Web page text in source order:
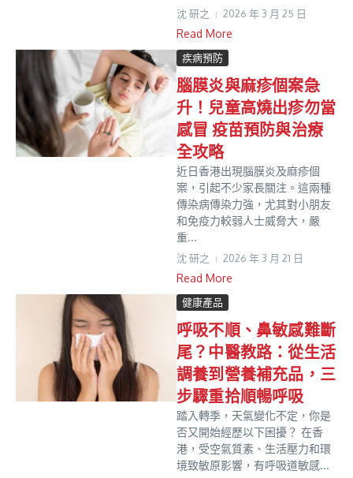
沈 研之 2026 年 3 月 25 日
Read More
疾病預防
腦膜炎與麻疹個案急
升！兒童高燒出疹勿當
感冒 疫苗預防與治療
全攻略
近日香港出現腦膜炎及麻疹個
案，引起不少家長關注。這兩種
傳染病傳染力強，尤其對小朋友
和免疫力較弱人士威脅大，嚴
重...
沈 研之 2026 年 3 月 21 日
Read More
健康產品
呼吸不順、鼻敏感難斷
尾？中醫教路：從生活
調養到營養補充品，三
步驟重拾順暢呼吸
踏入轉季，天氣變化不定，你是
否又開始經歷以下困擾？ 在香
港，受空氣質素、生活壓力和環
境致敏原影響，有呼吸道敏感...